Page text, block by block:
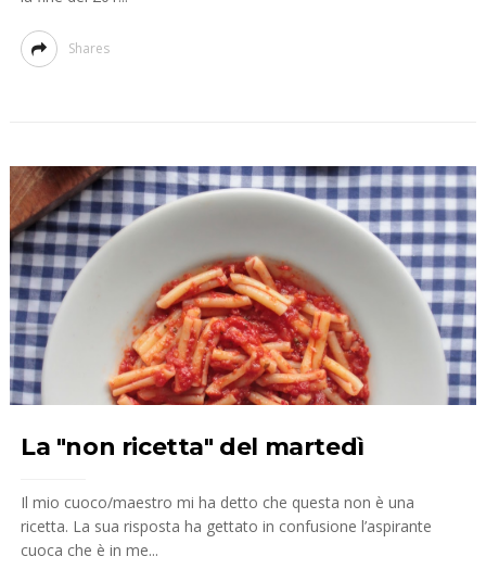
Shares
La "non ricetta" del martedì
Il mio cuoco/maestro mi ha detto che questa non è una
ricetta. La sua risposta ha gettato in confusione l’aspirante
cuoca che è in me...